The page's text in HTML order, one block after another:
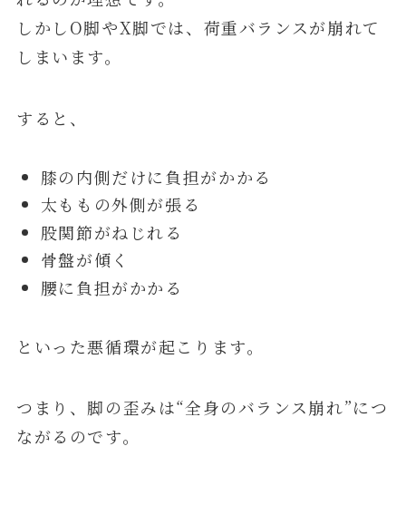
しかしO脚やX脚では、荷重バランスが崩れて
しまいます。
すると、
膝の内側だけに負担がかかる
太ももの外側が張る
股関節がねじれる
骨盤が傾く
腰に負担がかかる
といった悪循環が起こります。
つまり、脚の歪みは“全身のバランス崩れ”につ
ながるのです。